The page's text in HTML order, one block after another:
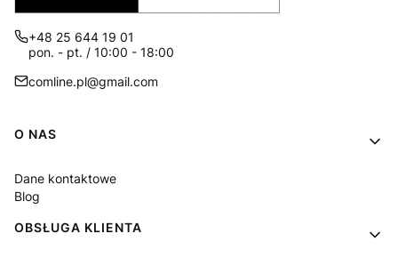
+48 25 644 19 01
pon. - pt. / 10:00 - 18:00
comline.pl@gmail.com
Linki w stopce
O NAS
Dane kontaktowe
Blog
OBSŁUGA KLIENTA